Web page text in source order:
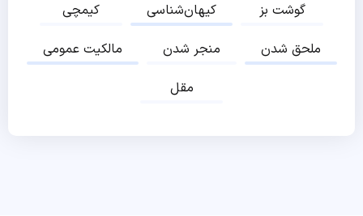
کیمچی
کیهان‌شناسی
گوشت بز
مالکیت عمومی
منجر شدن
ملحق شدن
مقل